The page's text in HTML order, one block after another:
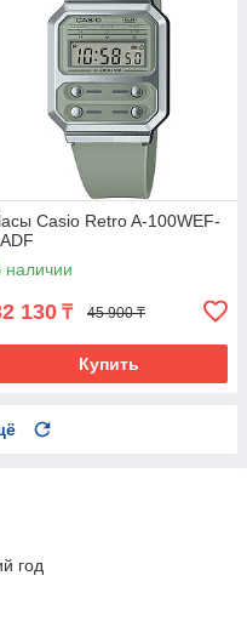
Casio Retro A-100WEF-
наличии
130 ₸ 45 900 ₸
Купить
год